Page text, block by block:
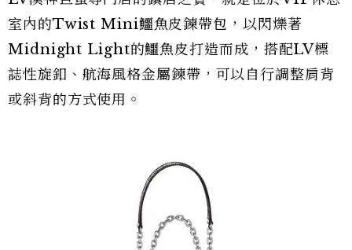
室內的Twist Mini鱷魚皮鍊帶包，以閃爍著
Midnight Light的鱷魚皮打造而成，搭配LV標
誌性旋釦、航海風格金屬鍊帶，可以自行調整肩背
或斜背的方式使用。